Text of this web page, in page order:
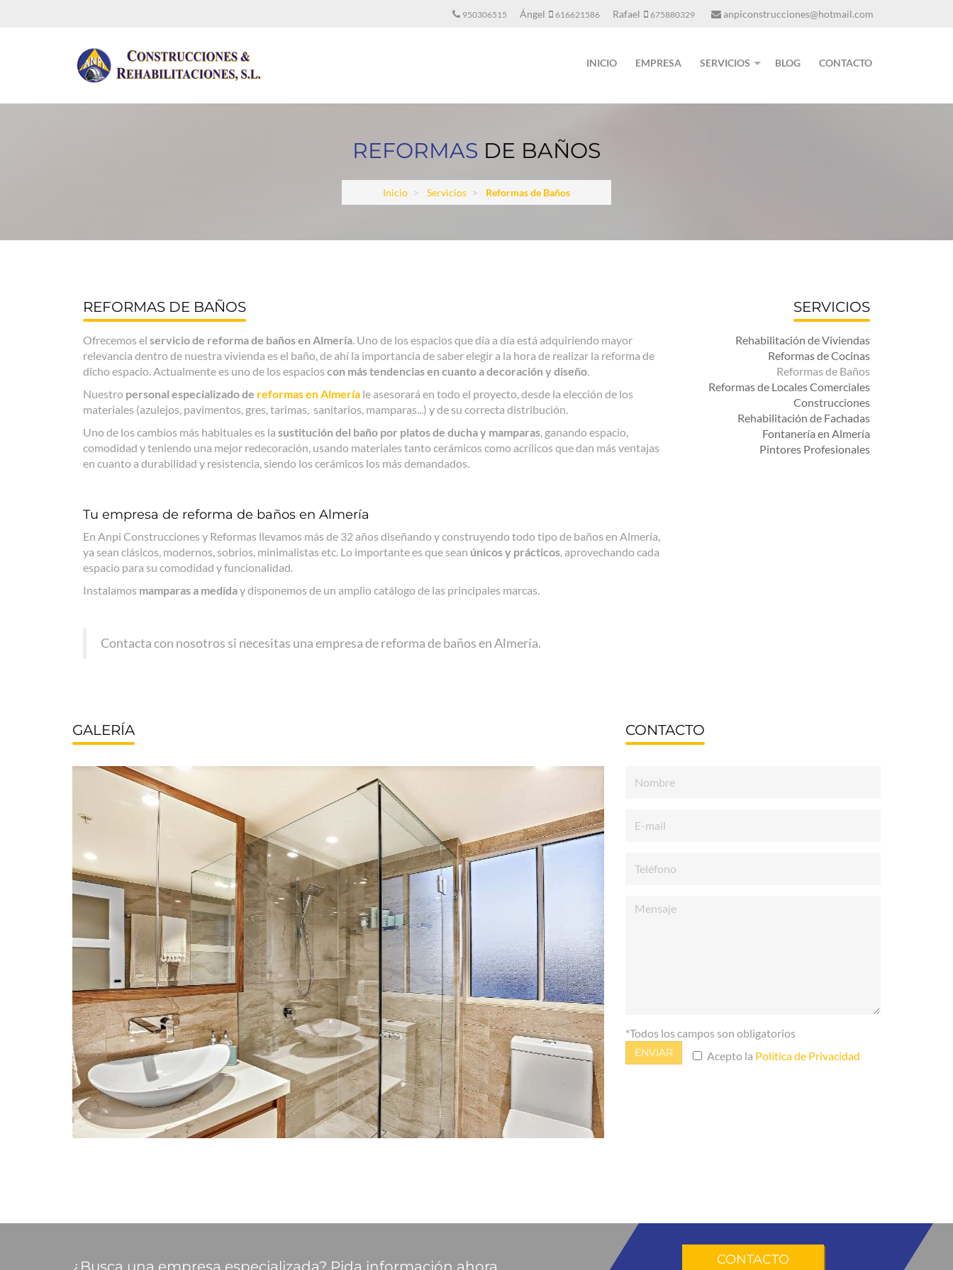
950306515 Ángel 616621586 Rafael 675880329 anpiconstrucciones@hotmail.com
INICIO EMPRESA SERVICIOS BLOG CONTACTO
REFORMAS DE BAÑOS
Inicio Servicios Reformas de Baños
REFORMAS DE BAÑOS
Ofrecemos el servicio de reforma de baños en Almería . Uno de los espacios que día a día está adquiriendo mayor
relevancia dentro de nuestra vivienda es el baño, de ahí la importancia de saber elegir a la hora de realizar la reforma de
dicho espacio. Actualmente es uno de los espacios con más tendencias en cuanto a decoración y diseño
Nuestro personal especializado de reformas en Almería le asesorará en todo el proyecto, desde la elección de los
materiales (azulejos, pavimentos, gres, tarimas, sanitarios, mamparas...) y de su correcta distribución.
Uno de los cambios más habituales es la sustitución del baño por platos de ducha y mamparas , ganando espacio,
comodidad y teniendo una mejor redecoración, usando materiales tanto cerámicos como acrílicos que dan más ventajas
en cuanto a durabilidad y resistencia, siendo los cerámicos los más demandados.
Tu empresa de reforma de baños en Almería
En Anpi Construcciones y Reformas llevamos más de 32 años diseñando y construyendo todo tipo de baños en Almería,
ya sean clásicos, modernos, sobrios, minimalistas etc. Lo importante es que sean únicos y prácticos , aprovechando cada
espacio para su comodidad y funcionalidad.
Instalamos mamparas a mediday disponemos de un amplio catálogo de las principales marcas.
Contacta con nosotros si necesitas una empresa de reforma de baños en Almería.
SERVICIOS
Rehabilitación de Viviendas
Reformas de Cocinas
Reformas de Baños
Reformas de Locales Comerciales
Construcciones
Rehabilitación de Fachadas
Fontanería en Almería
Pintores Profesionales
GALERÍA CONTACTO
*Todos los campos son obligatorios
ENVIAR Acepto la Política de Privacidad
¿Busca una empresa especializada? Pida información ahora CONTACTO